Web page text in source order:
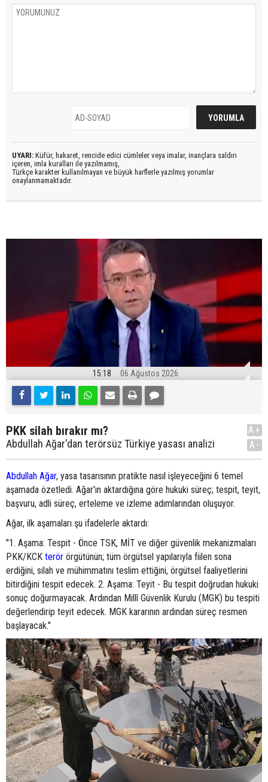
UYARI: Küfür, hakaret, rencide edici cümleler veya imalar, inançlara saldırı
içeren, imla kuralları ile yazılmamış,
Türkçe karakter kullanılmayan ve büyük harflerle yazılmış yorumlar
onaylanmamaktadır.
15:18 06 Ağustos 2026
PKK silah bırakır mı?
Abdullah Ağar'dan terörsüz Türkiye yasası analizi
A+
A-
Abdullah Ağar, yasa tasarısının pratikte nasıl işleyeceğini 6 temel
aşamada özetledi. Ağar'ın aktardığına göre hukuki süreç; tespit, teyit,
başvuru, adli süreç, erteleme ve izleme adımlarından oluşuyor.
Ağar, ilk aşamaları şu ifadelerle aktardı:
"1. Aşama: Tespit - Önce TSK, MİT ve diğer güvenlik mekanizmaları
PKK/KCK terör örgütünün; tüm örgütsel yapılarıyla fiilen sona
erdiğini, silah ve mühimmatını teslim ettiğini, örgütsel faaliyetlerini
bitirdiğini tespit edecek. 2. Aşama: Teyit - Bu tespit doğrudan hukuki
sonuç doğurmayacak. Ardından Millî Güvenlik Kurulu (MGK) bu tespiti
değerlendirip teyit edecek. MGK kararının ardından süreç resmen
başlayacak."